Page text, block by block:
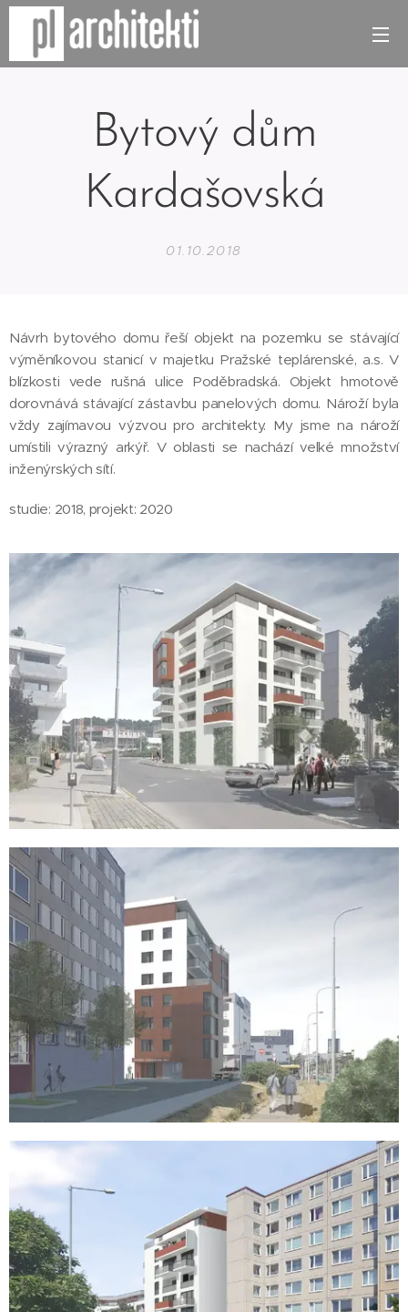
Bytový dům
Kardašovská
01.10.2018
Návrh bytového domu řeší objekt na pozemku se stávající
výměníkovou stanicí v majetku Pražské teplárenské, a.s. V
blízkosti vede rušná ulice Poděbradská. Objekt hmotově
dorovnává stávající zástavbu panelových domu. Nároží byla
vždy zajímavou výzvou pro architekty. My jsme na nároží
umístili výrazný arkýř. V oblasti se nachází velké množství
inženýrských sítí.
studie: 2018, projekt: 2020